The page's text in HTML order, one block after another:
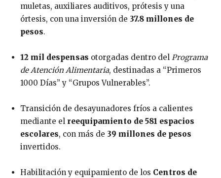
muletas, auxiliares auditivos, prótesis y una
órtesis, con una inversión de 37.8 millones de
pesos.
12 mil despensas otorgadas dentro del Programa
de Atención Alimentaria, destinadas a “Primeros
1000 Días” y “Grupos Vulnerables”.
Transición de desayunadores fríos a calientes
mediante el reequipamiento de 581 espacios
escolares, con más de 39 millones de pesos
invertidos.
Habilitación y equipamiento de los Centros de